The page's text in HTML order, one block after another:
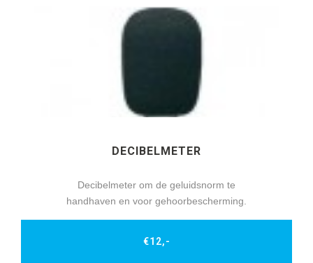
DECIBELMETER
Decibelmeter om de geluidsnorm te
handhaven en voor gehoorbescherming.
€12,-